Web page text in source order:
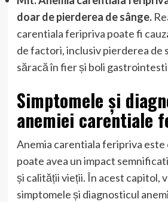
doar de pierderea de sânge.
carentiala feripriva poate fi
de factori, inclusiv pierderea de
săracă în fier și boli
Simptomele și
anemiei carentiale
Anemia carentiala feripriva este
poate avea un impact
și calității vieții. În acest capitol,
simptomele și diagnosticul